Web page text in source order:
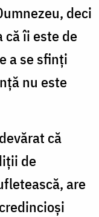
deci
că îi este de
a se sfinţi
nu este
că
de
are